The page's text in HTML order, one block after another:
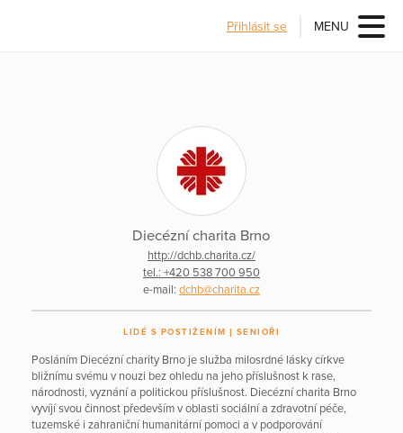
Přihlásit se MENU
Diecézní charita Brno
http://dchb.charita.cz/
tel.: +420 538 700 950
e-mail: dchb@charita.cz
LIDÉ S POSTIŽENÍM SENIOŘI
Posláním Diecézní charity Brno je služba milosrdné lásky církve
bližnímu svému v nouzi bez ohledu na jeho příslušnost k rase,
národnosti, vyznání a politickou příslušnost. Diecézní charita Brno
vyvíjí svou činnost především v oblasti sociální a zdravotní péče,
tuzemské i zahraniční humanitární pomoci a v podporování